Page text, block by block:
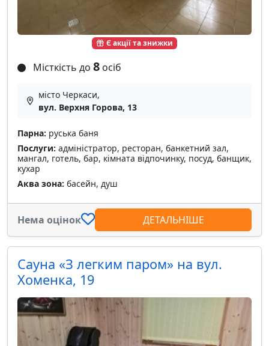
Є акції та знижки
Місткість до 8 осіб
місто Черкаси,
вул. Верхня Горова, 13
Парна: руська баня
Послуги: адміністратор, ресторан, банкетний зал,
мангал, готель, бар, кімната відпочинку, посуд, банщик,
кухар
Аква зона: басейн, душ
Нема оцінок ДЕТАЛЬНІШЕ
Сауна «З легким паром» на вул.
Хоменка, 19